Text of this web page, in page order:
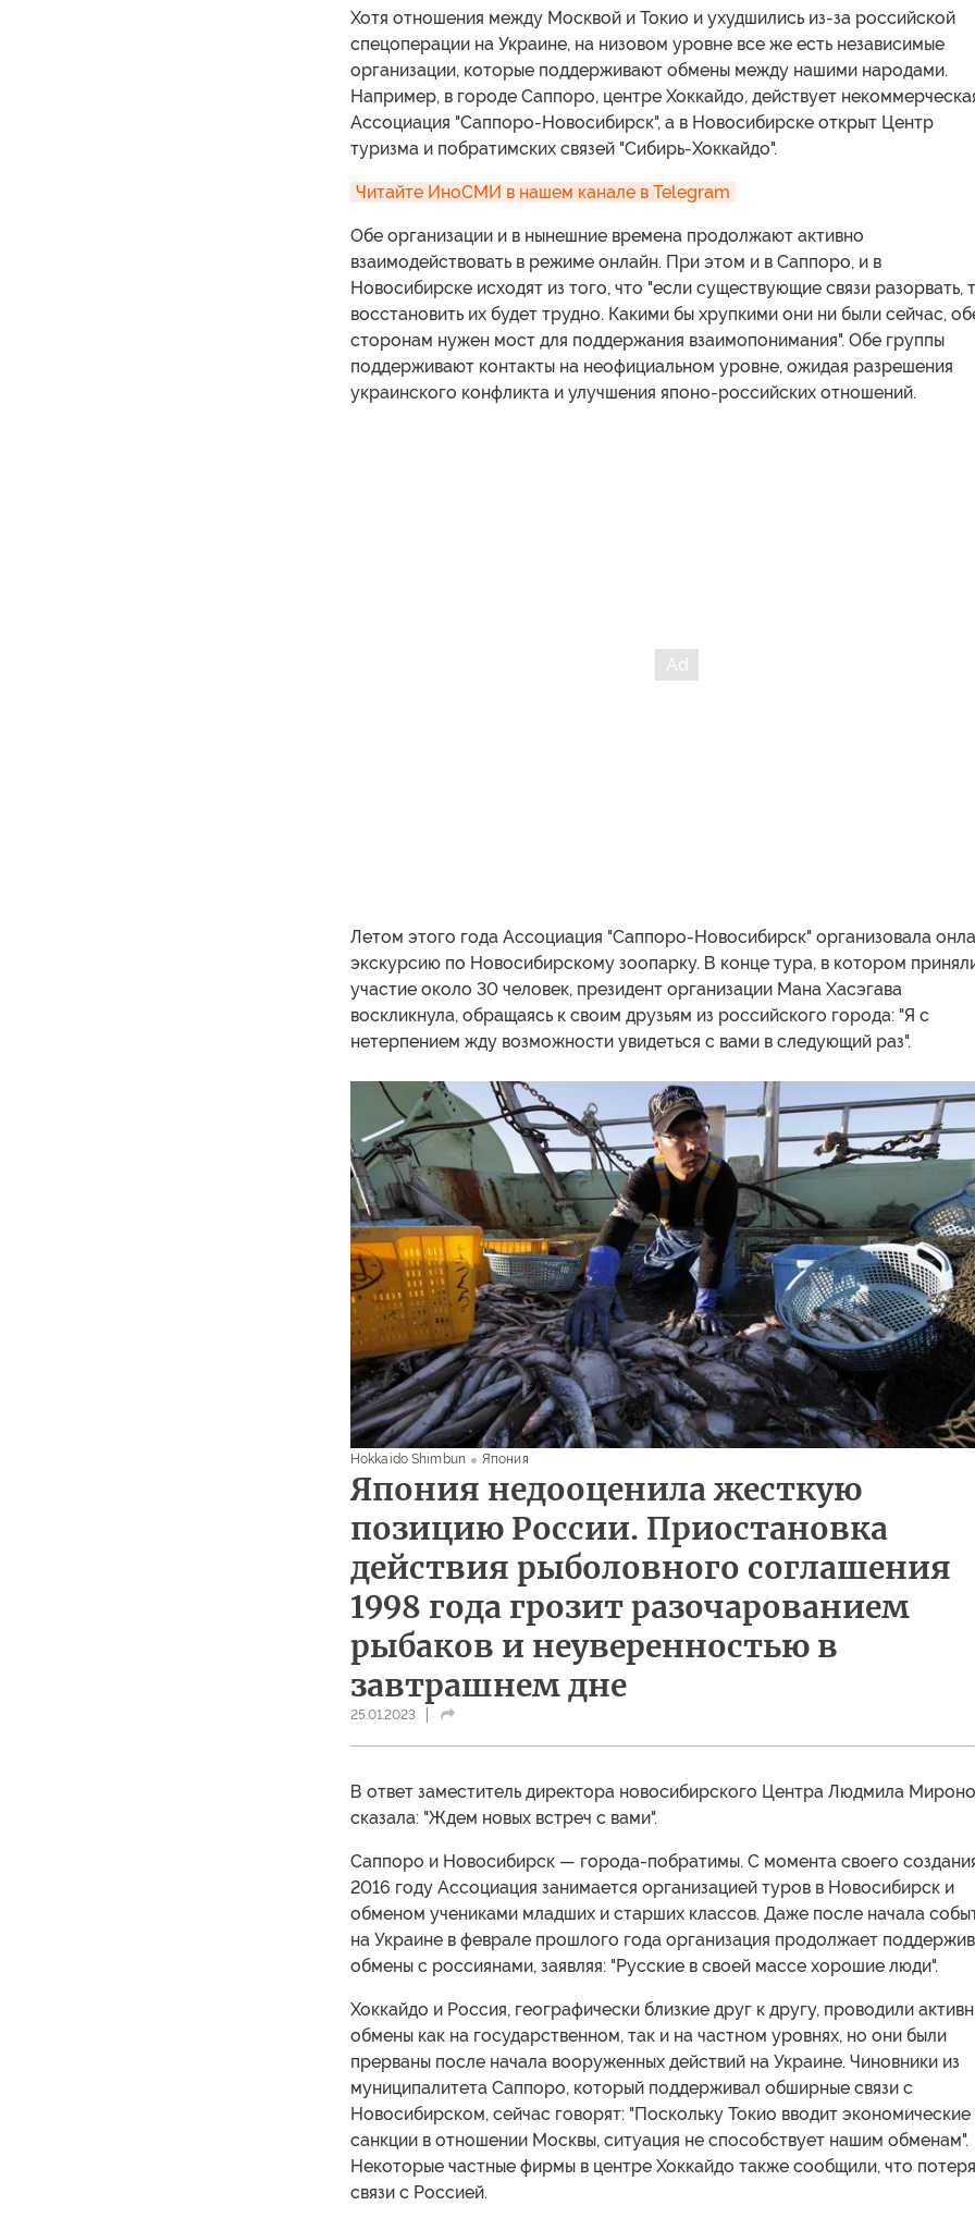
Хотя отношения между Москвой и Токио и ухудшились из-за российской
спецоперации на Украине, на низовом уровне все же есть независимые
организации, которые поддерживают обмены между нашими народами.
Например, в городе Саппоро, центре Хоккайдо, действует
Ассоциация "Саппоро-Новосибирск", а в Новосибирске открыт Центр
туризма и побратимских связей "Сибирь-Хоккайдо".
Читайте ИноСМИ в нашем канале в Telegram
Обе организации и в нынешние времена продолжают активно
взаимодействовать в режиме онлайн. При этом и в Саппоро, и в
Новосибирске исходят из того, что "если существующие связи разорвать,
восстановить их будет трудно. Какими бы хрупкими они ни были сейчас,
сторонам нужен мост для поддержания взаимопонимания". Обе группы
поддерживают контакты на неофициальном уровне, ожидая разрешения
украинского конфликта и улучшения японо-российских отношений.
Летом этого года Ассоциация "Саппоро-Новосибирск" организовала
экскурсию по Новосибирскому зоопарку. В конце тура, в котором
участие около 30 человек, президент организации Мана Хасэгава
воскликнула, обращаясь к своим друзьям из российского города: "Я с
нетерпением жду возможности увидеться с вами в следующий раз".
Hokkaido Shimbun Япония
Япония недооценила жесткую
позицию России. Приостановка
действия рыболовного соглашения
1998 года грозит разочарованием
рыбаков и неуверенностью в
завтрашнем дне
25.01.2023
В ответ заместитель директора новосибирского Центра Людмила
сказала: "Ждем новых встреч с вами".
Саппоро и Новосибирск — города-побратимы. С момента своего
2016 году Ассоциация занимается организацией туров в Новосибирск и
обменом учениками младших и старших классов. Даже после начала
на Украине в феврале прошлого года организация продолжает
обмены с россиянами, заявляя: "Русские в своей массе хорошие люди".
Хоккайдо и Россия, географически близкие друг к другу, проводили
обмены как на государственном, так и на частном уровнях, но они были
прерваны после начала вооруженных действий на Украине. Чиновники из
муниципалитета Саппоро, который поддерживал обширные связи с
Новосибирском, сейчас говорят: "Поскольку Токио вводит экономические
санкции в отношении Москвы, ситуация не способствует нашим обменам".
Некоторые частные фирмы в центре Хоккайдо также сообщили, что
связи с Россией.